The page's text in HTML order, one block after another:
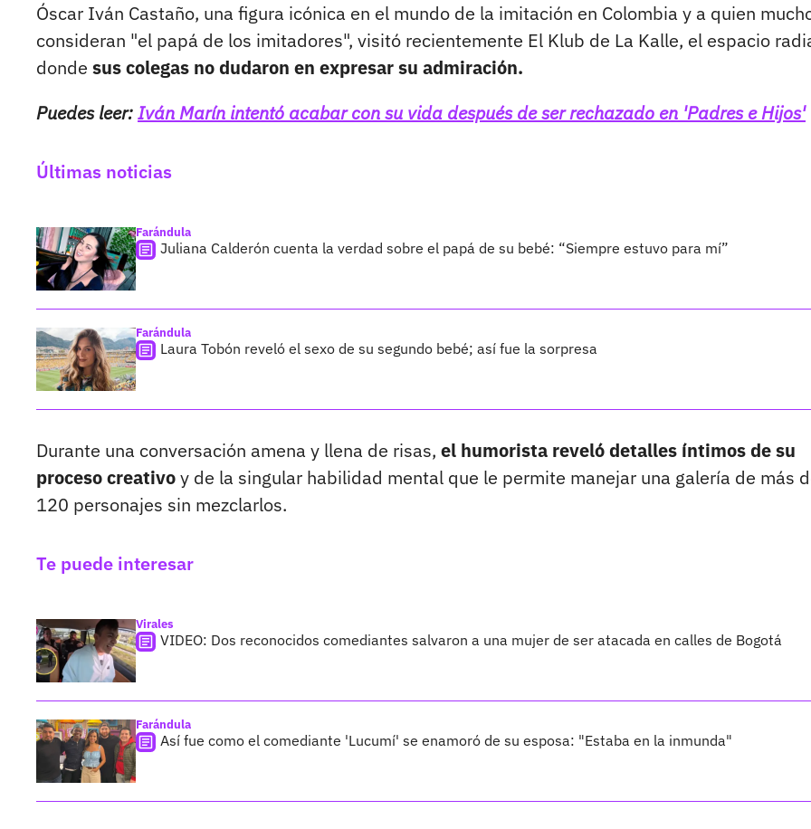
Óscar Iván Castaño, una figura icónica en el mundo de la imitación en Colombia y a quien
consideran "el papá de los imitadores", visitó recientemente El Klub de La Kalle, el espacio
donde sus colegas no dudaron en expresar su admiración.
Puedes leer:Iván Marín intentó acabar con su vida después de ser rechazado en 'Padres e Hijos'
Últimas noticias
Farándula
Juliana Calderón cuenta la verdad sobre el papá de su bebé: “Siempre estuvo para mí”
Farándula
Laura Tobón reveló el sexo de su segundo bebé; así fue la sorpresa
Durante una conversación amena y llena de risas, el humorista reveló detalles íntimos de su
proceso creativoy de la singular habilidad mental que le permite manejar una galería de más
120 personajes sin mezclarlos.
Te puede interesar
Virales
VIDEO: Dos reconocidos comediantes salvaron a una mujer de ser atacada en calles de Bogotá
Farándula
Así fue como el comediante 'Lucumí' se enamoró de su esposa: "Estaba en la inmunda"